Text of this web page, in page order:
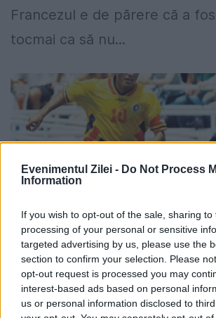
Evenimentul Zilei - Do Not Process
Information
If you wish to opt-out of the sale, sharing
processing of your personal or sensitive
targeted advertising by us, please use the
section to confirm your selection. Please
opt-out request is processed you may
interest-based ads based on personal
us or personal information disclosed to
Francezul e de părere că a
tocmai ca să nu...
Gică Hagi, inclus de o
celebră în topul celor mai
din istoria fotbalului.